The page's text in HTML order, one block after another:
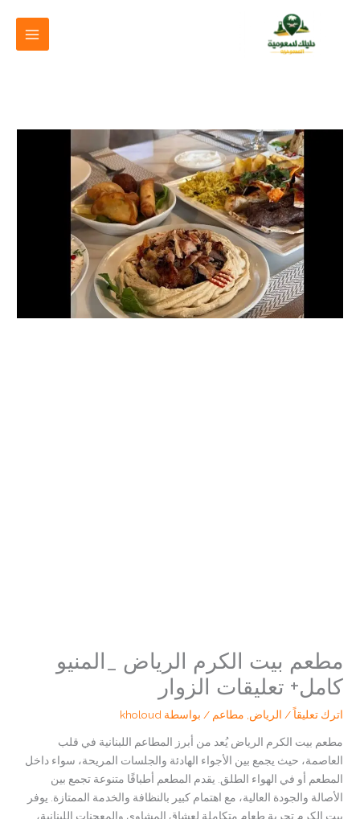
مطعم بيت الكرم الرياض _المنيو
كامل+ تعليقات الزوار
اترك تعليقاً/ الرياض مطاعم / بواسطة kholoud
مطعم بيت الكرم الرياض يُعد من أبرز المطاعم اللبنانية في قلب
العاصمة، حيث يجمع بين الأجواء الهادئة والجلسات المريحة، سواء داخل
المطعم أو في الهواء الطلق. يقدم المطعم أطباقًا متنوعة تجمع بين
الأصالة والجودة العالية، مع اهتمام كبير بالنظافة والخدمة الممتازة. يوفر
بيت الكرم تجربة طعام متكاملة لعشاق المشاوي والمعجنات اللبنانية،